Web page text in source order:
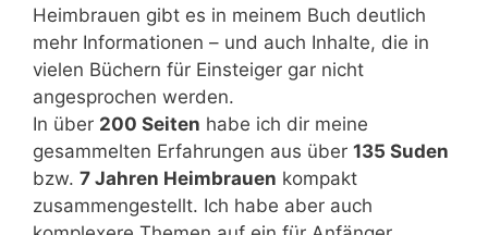
Heimbrauen gibt es in meinem Buch deutlich
mehr Informationen – und auch Inhalte, die in
vielen Büchern für Einsteiger gar nicht
angesprochen werden.
In über 200 Seiten habe ich dir meine
gesammelten Erfahrungen aus über 135 Suden
bzw. 7 Jahren Heimbrauen kompakt
zusammengestellt. Ich habe aber auch